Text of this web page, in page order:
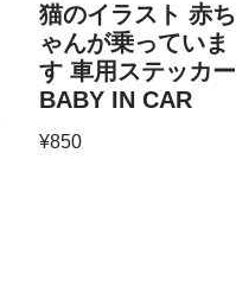
猫のイラスト 赤ち
ゃんが乗っていま
す 車用ステッカー
BABY IN CAR
¥850